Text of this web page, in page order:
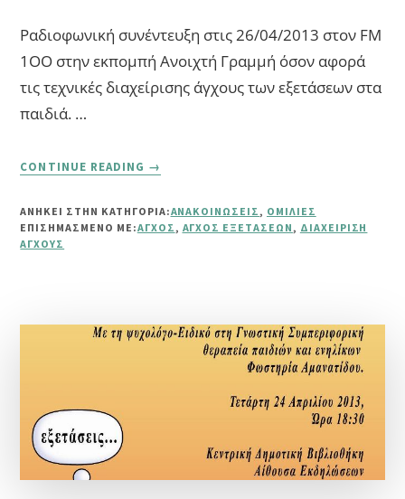
Ραδιοφωνική συνέντευξη στις 26/04/2013 στον FM
1OO στην εκπομπή Ανοιχτή Γραμμή όσον αφορά
τις τεχνικές διαχείρισης άγχους των εξετάσεων στα
παιδιά. …
CONTINUE READING
ΤΕΧΝΙΚΈΣ
ΆΓΧΟΥΣ
→
ΑΝΗΚΕΙ ΣΤΗΝ ΚΑΤΗΓΟΡΙΑ:ΑΝΑΚΟΙΝΏΣΕΙΣ , ΟΜΙΛΊΕΣ
ΕΠΙΣΗΜΑΣΜΈΝΟ ΜΕ:ΆΓΧΟΣ , ΆΓΧΟΣ ΕΞΕΤΆΣΕΩΝ , ΔΙΑΧΕΊΡΙΣΗ
ΆΓΧΟΥΣ